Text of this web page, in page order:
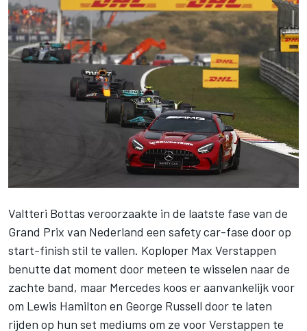
Valtteri Bottas veroorzaakte in de laatste fase van de
Grand Prix van Nederland een safety car-fase door op
start-finish stil te vallen. Koploper Max Verstappen
benutte dat moment door meteen te wisselen naar de
zachte band, maar Mercedes koos er aanvankelijk voor
om Lewis Hamilton en George Russell door te laten
rijden op hun set mediums om ze voor Verstappen te